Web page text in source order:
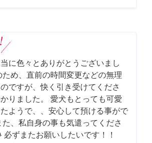
に色々とありがとうございまし
ため、直前の時間変更などの無理
ですが、快く引き受けてくださ
りました。 愛犬もとっても可愛
ようで、、安心して預ける事がで
た、私自身の事も気遣ってくださ
必ずまたお願いしたいです！！